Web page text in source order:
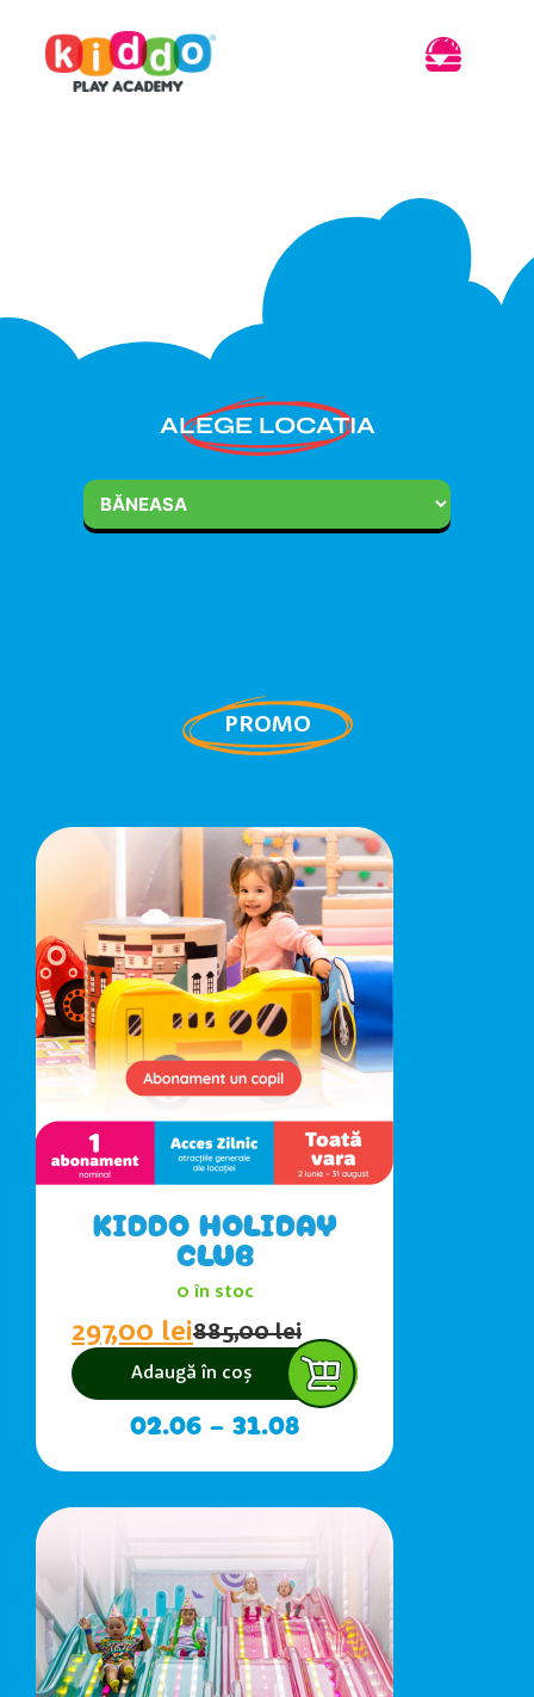
ALEGE LOCATIA
PROMO
KIDDO HOLIDAY
CLUB
0 în stoc
885,00lei
297,00 lei
Adaugă în coș
02.06 – 31.08